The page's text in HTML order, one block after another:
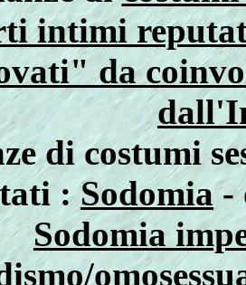
intimi
da
di costumi
:Sodomia-
Sodomia